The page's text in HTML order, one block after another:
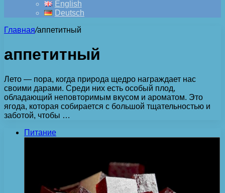
English
Deutsch
Главная/аппетитный
аппетитный
Лето — пора, когда природа щедро награждает нас
своими дарами. Среди них есть особый плод,
обладающий неповторимым вкусом и ароматом. Это
ягода, которая собирается с большой тщательностью и
заботой, чтобы …
Питание